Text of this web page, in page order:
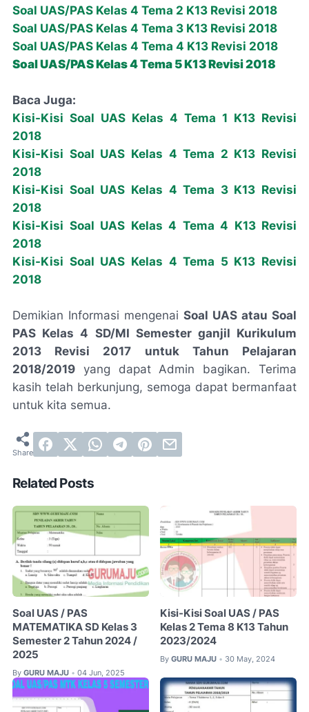
Soal UAS/PAS Kelas 4 Tema 2 K13 Revisi 2018
Soal UAS/PAS Kelas 4 Tema 3 K13 Revisi 2018
Soal UAS/PAS Kelas 4 Tema 4 K13 Revisi 2018
Soal UAS/PAS Kelas 4 Tema 5 K13 Revisi 2018
Baca Juga:
Kisi-Kisi Soal UAS Kelas 4 Tema 1 K13 Revisi
2018
Kisi-Kisi Soal UAS Kelas 4 Tema 2 K13 Revisi
2018
Kisi-Kisi Soal UAS Kelas 4 Tema 3 K13 Revisi
2018
Kisi-Kisi Soal UAS Kelas 4 Tema 4 K13 Revisi
2018
Kisi-Kisi Soal UAS Kelas 4 Tema 5 K13 Revisi
2018
Demikian Informasi mengenai Soal UAS atau Soal
PAS Kelas 4 SD/MI Semester ganjil Kurikulum
2013 Revisi 2017 untuk Tahun Pelajaran
2018/2019 yang dapat Admin bagikan. Terima
kasih telah berkunjung, semoga dapat bermanfaat
untuk kita semua.
Related Posts
Soal UAS / PAS
MATEMATIKA SD Kelas 3
Semester 2 Tahun 2024 /
2025
By GURU MAJU • 04 Jun, 2025
Kisi-Kisi Soal UAS / PAS
Kelas 2 Tema 8 K13 Tahun
2023/2024
By GURU MAJU • 30 May, 2024